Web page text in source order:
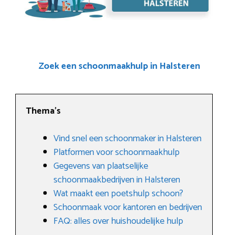
Zoek een schoonmaakhulp in Halsteren
Thema’s
Vind snel een schoonmaker in Halsteren
Platformen voor schoonmaakhulp
Gegevens van plaatselijke
schoonmaakbedrijven in Halsteren
Wat maakt een poetshulp schoon?
Schoonmaak voor kantoren en bedrijven
FAQ: alles over huishoudelijke hulp